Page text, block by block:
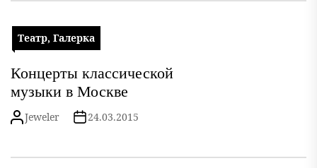
Театр, Галерка
Концерты классической
музыки в Москве
Jeweler 24.03.2015